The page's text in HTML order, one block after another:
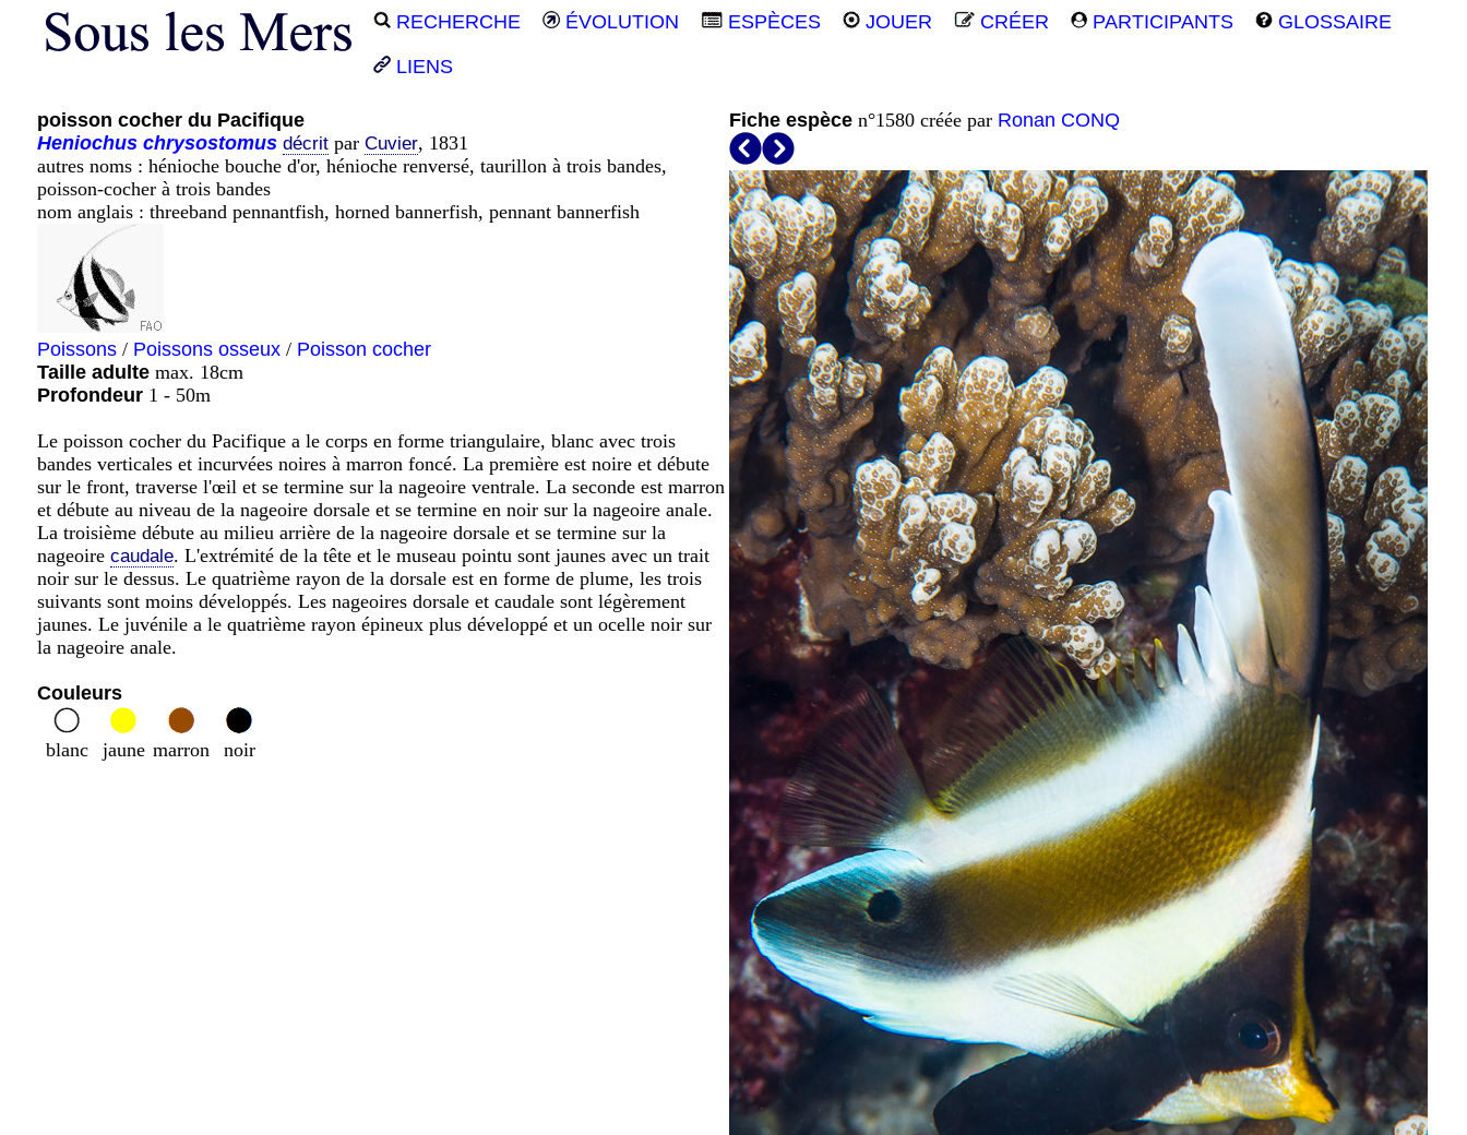
RECHERCHE ÉVOLUTION ESPÈCES JOUER CRÉER PARTICIPANTS GLOSSAIRE
LIENS
poisson cocher du Pacifique
Heniochus chrysostomus décrit par Cuvier, 1831
autres noms : hénioche bouche d'or, hénioche renversé, taurillon à trois bandes,
poisson-cocher à trois bandes
nom anglais : threeband pennantfish, horned bannerfish, pennant bannerfish
Poissons / Poissons osseux / Poisson cocher
Taille adulte max. 18cm
Profondeur 1 - 50m
Le poisson cocher du Pacifique a le corps en forme triangulaire, blanc avec trois
bandes verticales et incurvées noires à marron foncé. La première est noire et débute
sur le front, traverse l'œil et se termine sur la nageoire ventrale. La seconde est marron
et débute au niveau de la nageoire dorsale et se termine en noir sur la nageoire anale.
La troisième débute au milieu arrière de la nageoire dorsale et se termine sur la
nageoire caudale. L'extrémité de la tête et le museau pointu sont jaunes avec un trait
noir sur le dessus. Le quatrième rayon de la dorsale est en forme de plume, les trois
suivants sont moins développés. Les nageoires dorsale et caudale sont légèrement
jaunes. Le juvénile a le quatrième rayon épineux plus développé et un ocelle noir sur
la nageoire anale.
Couleurs
blanc jaune marron noir
Fiche espèce n°1580 créée par Ronan CONQ